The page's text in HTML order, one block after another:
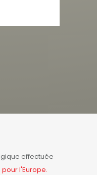
effectuée
l'Europe.